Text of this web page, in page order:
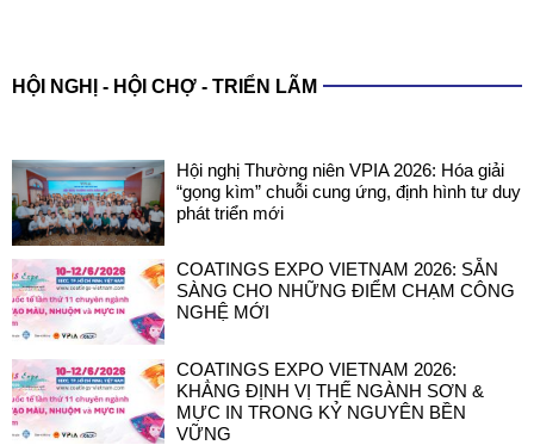
HỘI NGHỊ - HỘI CHỢ - TRIỂN LÃM
Hội nghị Thường niên VPIA 2026: Hóa giải
“gọng kìm” chuỗi cung ứng, định hình tư duy
phát triển mới
COATINGS EXPO VIETNAM 2026: SẴN
SÀNG CHO NHỮNG ĐIỂM CHẠM CÔNG
NGHỆ MỚI
COATINGS EXPO VIETNAM 2026:
KHẲNG ĐỊNH VỊ THẾ NGÀNH SƠN &
MỰC IN TRONG KỶ NGUYÊN BỀN
VỮNG